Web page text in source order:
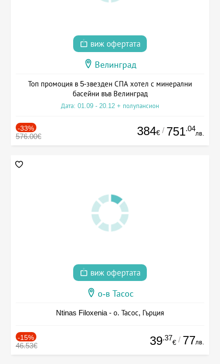
виж офертата
Велинград
Топ промоция в 5-звезден СПА хотел с минерални
басейни във Велинград
Дата: 01.09 - 20.12 + полупансион
-33%
576.00€ 384€ / 751.04
лв.
виж офертата
о-в Тасос
Ntinas Filoxenia - о. Тасос, Гърция
-15%
46.53€ 39.37
€ / 77лв.